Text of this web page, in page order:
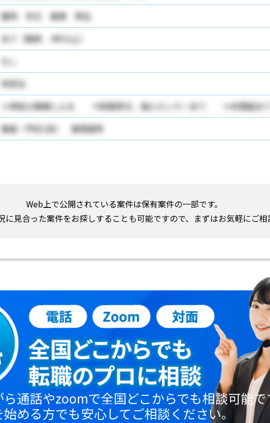
雇用 労災 健康 厚生
あり（勤続 4年以上）
なし
非該当
＊昇給は業績による ＊制服貸与、個人ロッカーあり ＊休憩室あ
面接（予定1回） 書類選考
Web上で公開されている案件は保有案件の一部です。
に見合った案件をお探しすることも可能ですので、まずはお気軽にご相
ら通話やzoomで全国どこからでも相談可能で
める方でも安心してご相談ください。